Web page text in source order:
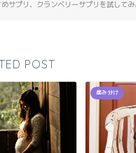
サプリ、クランベリーサプリを試してみ
POST
産み分け